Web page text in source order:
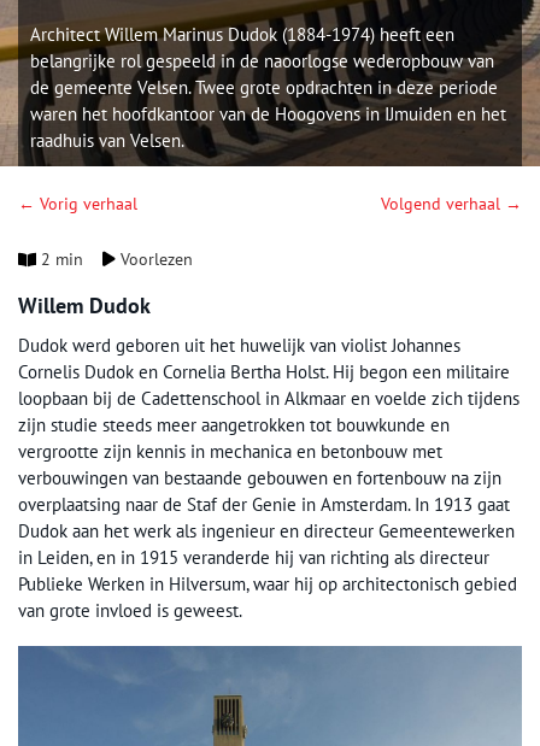
Architect Willem Marinus Dudok (1884-1974) heeft een
belangrijke rol gespeeld in de naoorlogse wederopbouw van
de gemeente Velsen. Twee grote opdrachten in deze periode
waren het hoofdkantoor van de Hoogovens in IJmuiden en het
raadhuis van Velsen.
← Vorig verhaal Volgend verhaal →
2 min Voorlezen
Willem Dudok
Dudok werd geboren uit het huwelijk van violist Johannes
Cornelis Dudok en Cornelia Bertha Holst. Hij begon een militaire
loopbaan bij de Cadettenschool in Alkmaar en voelde zich tijdens
zijn studie steeds meer aangetrokken tot bouwkunde en
vergrootte zijn kennis in mechanica en betonbouw met
verbouwingen van bestaande gebouwen en fortenbouw na zijn
overplaatsing naar de Staf der Genie in Amsterdam. In 1913 gaat
Dudok aan het werk als ingenieur en directeur Gemeentewerken
in Leiden, en in 1915 veranderde hij van richting als directeur
Publieke Werken in Hilversum, waar hij op architectonisch gebied
van grote invloed is geweest.